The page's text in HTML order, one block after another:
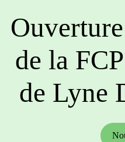
de la
de Lyne